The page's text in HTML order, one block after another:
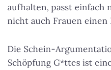
aufhalten, passt einfach
nicht auch Frauen einen
Die Schein-
Schöpfung G*ttes ist